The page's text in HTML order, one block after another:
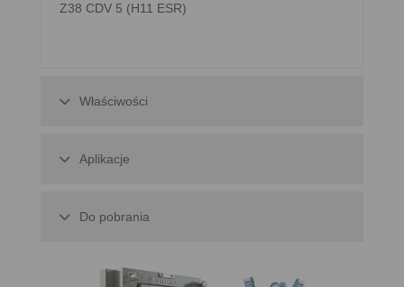
Z38 CDV 5 (H11 ESR)
Właściwości
Aplikacje
Do pobrania